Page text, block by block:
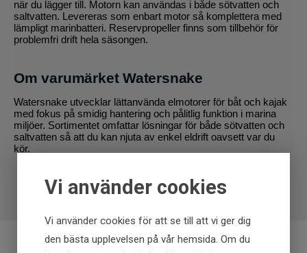
Vi använder cookies
Vi använder cookies för att se till att vi ger dig
den bästa upplevelsen på vår hemsida. Om du
när du lägger till. Motorn kan användas i både sötvatten och
saltvatten. Levereras som enbart motor så komplettera med
lämpligt marinbatteri. Reservpropeller finns som tillbehör för
problemfri drift hela säsongen.
Om varumärket Watersnake
Watersnake utvecklar lättanvända elmotorer för båt och kajak
med fokus på smidig hantering och pålitlig funktion i marina
miljöer. Sortimentet omfattar lösningar för både sötvatten och
saltvatten så att du kan njuta av enkel eldrift oavsett var du
kör.